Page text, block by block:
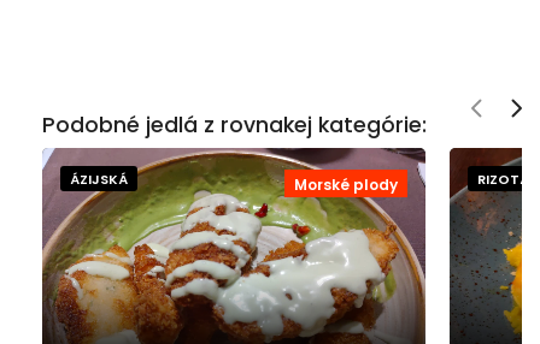
Podobné jedlá z rovnakej kategórie:
Morské plody
ÁZIJSKÁ RIZOTÁ